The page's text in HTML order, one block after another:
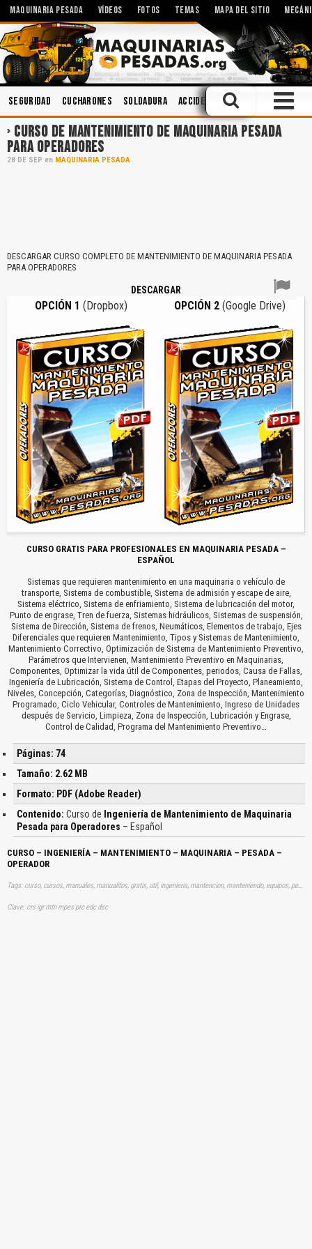
MAQUINARIA PESADA VÍDEOS FOTOS TEMAS MAPA DEL SITIO
Seguridad Cucharones Soldadura Accidentes Seguridad
CURSO DE MANTENIMIENTO DE MAQUINARIA PESADA
PARA OPERADORES
28 DE SEP en MAQUINARIA PESADA
DESCARGAR CURSO COMPLETO DE MANTENIMIENTO DE MAQUINARIA PESADA
PARA OPERADORES
DESCARGAR
OPCIÓN 1 (Dropbox) OPCIÓN 2 (Google Drive)
CURSO GRATIS PARA PROFESIONALES EN MAQUINARIA PESADA –
ESPAÑOL
Sistemas que requieren mantenimiento en una maquinaria o vehículo de
transporte, Sistema de combustible, Sistema de admisión y escape de aire,
Sistema eléctrico, Sistema de enfriamiento, Sistema de lubricación del motor,
Punto de engrase, Tren de fuerza, Sistemas hidráulicos, Sistemas de suspensión,
Sistema de Dirección, Sistema de frenos, Neumáticos, Elementos de trabajo, Ejes
Diferenciales que requieren Mantenimiento, Tipos y Sistemas de Mantenimiento,
Mantenimiento Correctivo, Optimización de Sistema de Mantenimiento Preventivo,
Parámetros que Intervienen, Mantenimiento Preventivo en Maquinarias,
Componentes, Optimizar la vida útil de Componentes, periodos, Causa de Fallas,
Ingeniería de Lubricación, Sistema de Control, Etapas del Proyecto, Planeamiento,
Niveles, Concepción, Categorías, Diagnóstico, Zona de Inspección, Mantenimiento
Programado, Ciclo Vehicular, Controles de Mantenimiento, Ingreso de Unidades
después de Servicio, Limpieza, Zona de Inspección, Lubricación y Engrase,
Control de Calidad, Programa del Mantenimiento Preventivo…
Páginas: 74
Tamaño: 2.62 MB
Formato: PDF (Adobe Reader)
Contenido: Curso de Ingeniería de Mantenimiento de Maquinaria
Pesada para Operadores – Español
CURSO – INGENIERÍA – MANTENIMIENTO – MAQUINARIA – PESADA –
OPERADOR
Tags: curso, cursos, manuales, manualitos, gratis, util, ingenieria, mantencion, manteniendo, equipos, pesados, aprender, descargas
Clave: crs igr mtn mpes prc edc dsc